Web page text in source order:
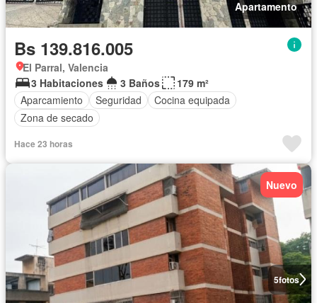
Apartamento
Bs 139.816.005
El Parral, Valencia
3 Habitaciones
3 Baños
179 m²
Aparcamiento
Seguridad
Cocina equipada
Zona de secado
Hace 23 horas
5fotos
Nuevo